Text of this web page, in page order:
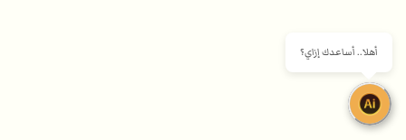
أهلا.. أساعدك إزاي؟